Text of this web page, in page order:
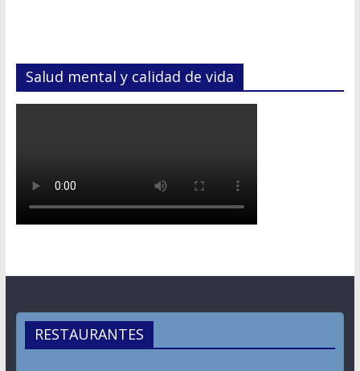
Salud mental y calidad de vida
RESTAURANTES